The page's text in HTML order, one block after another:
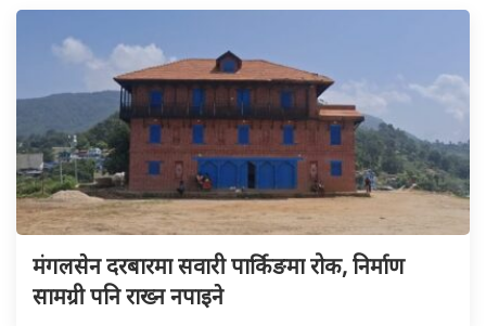
मंगलसेन दरबारमा सवारी पार्किङमा रोक, निर्माण
सामग्री पनि राख्न नपाइने